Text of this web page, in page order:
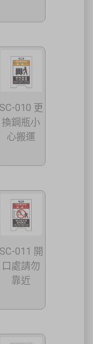
SC-010 更
換鋼瓶小
心搬運
SC-011 開
口處請勿
靠近
輸工具
碳排放
滿即截止。